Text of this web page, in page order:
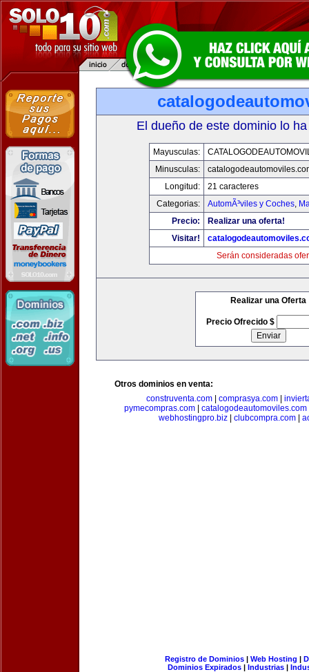
El dueño de este dominio lo
Mayusculas:
Minusculas:
Longitud:
21 caracteres
Categorias:
AutomÃ³viles y Coches,
Precio:
Realizar una oferta!
Visitar!
Serán consideradas
Realizar una Oferta
Precio Ofrecido $
Otros dominios en venta:
construventa.com| comprasya.com|
pymecompras.com| catalogodeautomoviles.com
webhostingpro.biz| clubcompra.com|
Registro de Dominios| Web Hosting |
Dominios Expirados | Industrias |